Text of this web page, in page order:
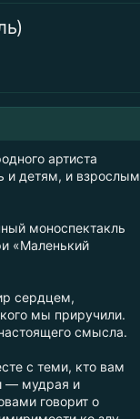
артиста
и детям, и взрослым
моноспектакль
«Маленький
сердцем,
мы приручили.
смысла.
с теми, кто вам
— мудрая и
говорит о